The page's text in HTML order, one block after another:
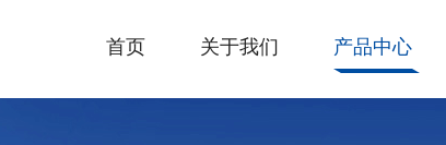
首页 关于我们 产品中心